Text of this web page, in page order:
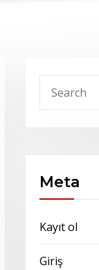
Meta
Kayıt ol
Giriş